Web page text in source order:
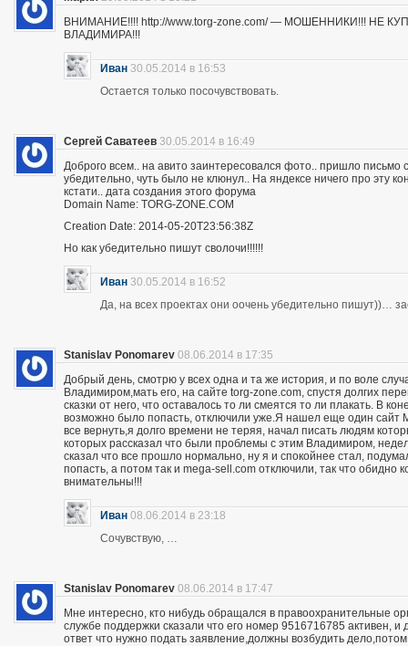
ВНИМАНИЕ!!!! http://www.torg-zone.com/ — МОШЕННИКИ!!! НЕ
ВЛАДИМИРА!!!
Иван 30.05.2014 в 16:53
Остается только посочувствовать.
Сергей Саватеев 30.05.2014 в 16:49
Доброго всем.. на авито заинтересовался фото.. пришло
убедительно, чуть было не клюнул.. На яндексе ничего про
кстати.. дата создания этого форума
Domain Name: TORG-ZONE.COM
Creation Date: 2014-05-20T23:56:38Z
Но как убедительно пишут сволочи!!!!!!
Иван 30.05.2014 в 16:52
Да, на всех проектах они оочень убедительно пишут))…
Stanislav Ponomarev 08.06.2014 в 17:35
Добрый день, смотрю у всех одна и та же история, и по воле
Владимиром,мать его, на сайте torg-zone.com, спустя долгих
сказки от него, что оставалось то ли смеятся то ли плакать. В
возможно было попасть, отключили уже.Я нашел еще один
все вернуть,я долго времени не теряя, начал писать людям
которых рассказал что были проблемы с этим Владимиром,
сказал что все прошло нормально, ну я и спокойнее стал,
попасть, а потом так и mega-sell.com отключили, так что обидно
внимательны!!!
Иван 08.06.2014 в 23:18
Сочувствую, …
Stanislav Ponomarev 08.06.2014 в 17:47
Мне интересно, кто нибудь обращался в правоохранительные
службе поддержки сказали что его номер 9516716785 активен,
ответ что нужно подать заявление,должны возбудить